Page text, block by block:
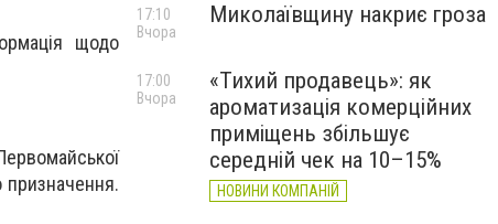
щодо
призначення.
Миколаївщину накриє гроза
17:10
Вчора
«Тихий продавець»: як
ароматизація комерційних
приміщень збільшує
середній чек на 10–15%
НОВИНИ КОМПАНІЙ
17:00
Вчора